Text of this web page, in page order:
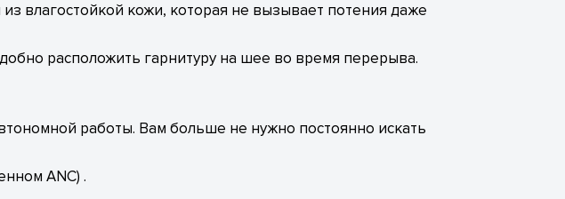
кожи, которая не вызывает потения даже
расположить гарнитуру на шее во время перерыва.
работы. Вам больше не нужно постоянно искать
ANC) .